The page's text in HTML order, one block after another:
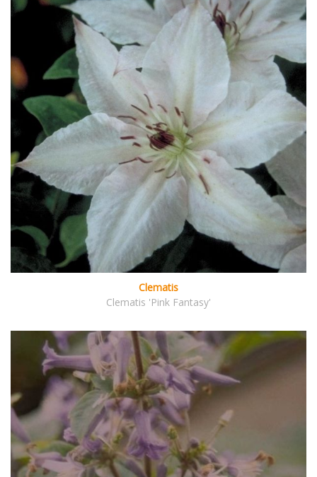
Clematis
Clematis 'Pink Fantasy'